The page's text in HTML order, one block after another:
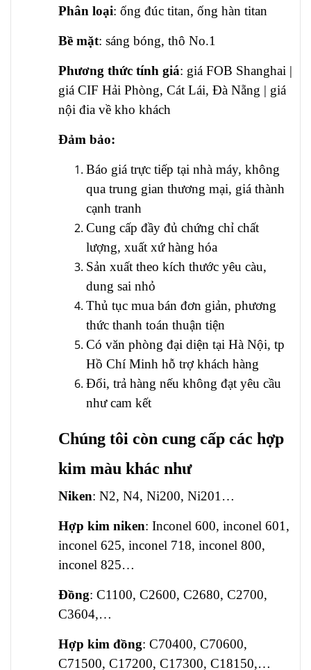
Phân loại: ống đúc titan, ống hàn titan
Bề mặt: sáng bóng, thô No.1
Phương thức tính giá: giá FOB Shanghai |
giá CIF Hải Phòng, Cát Lái, Đà Nẵng | giá
nội đia về kho khách
Đảm bảo:
Báo giá trực tiếp tại nhà máy, không
qua trung gian thương mại, giá thành
cạnh tranh
Cung cấp đầy đủ chứng chỉ chất
lượng, xuất xứ hàng hóa
Sản xuất theo kích thước yêu càu,
dung sai nhỏ
Thủ tục mua bán đơn giản, phương
thức thanh toán thuận tiện
Có văn phòng đại diện tại Hà Nội, tp
Hồ Chí Minh hỗ trợ khách hàng
Đổi, trả hàng nếu không đạt yêu cầu
như cam kết
Chúng tôi còn cung cấp các hợp
kim màu khác như
Niken: N2, N4, Ni200, Ni201…
Hợp kim niken: Inconel 600, inconel 601,
inconel 625, inconel 718, inconel 800,
inconel 825…
Đồng: C1100, C2600, C2680, C2700,
C3604,…
Hợp kim đồng: C70400, C70600,
C71500, C17200, C17300, C18150,…